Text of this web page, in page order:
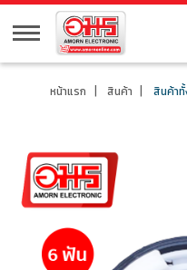
หน้าแรก สินค้า สินค้า